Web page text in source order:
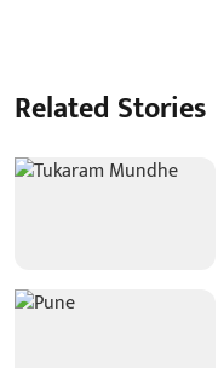
Related Stories